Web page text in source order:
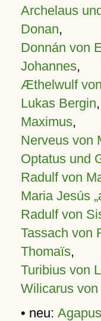
Archelaus
Donan,
Donnán von
Johannes,
Æthelwulf
Lukas Bergin,
Maximus,
Nerveus von
Optatus und
Radulf von
Maria Jesús
Radulf von
Tassach von
Thomaïs,
Turibius von
Wilicarus
• neu: